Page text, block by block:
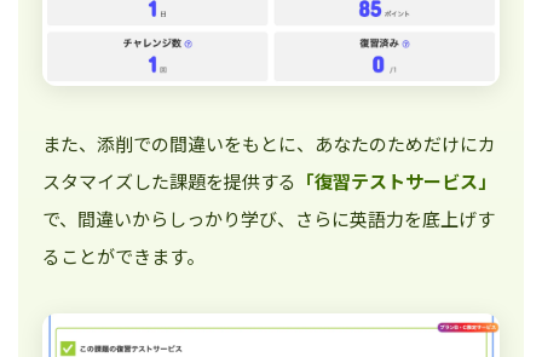
また、添削での間違いをもとに、あなたのためだけにカ
スタマイズした課題を提供する 「復習テストサービス」
で、間違いからしっかり学び、さらに英語力を底上げす
ることができます。